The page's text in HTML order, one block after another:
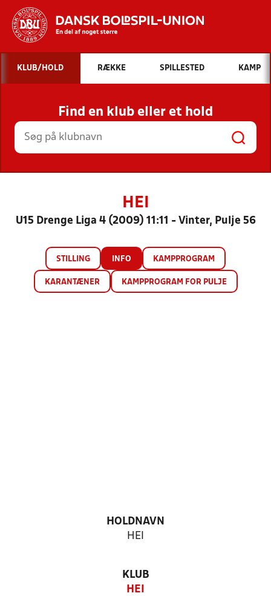
Hvad vil du søge efter?
INDHOLD OG NYHEDER
STILLINGER, RESULTATER, KLUBBER OG
HOLD
KLUB/HOLD RÆKKE SPILLESTED KAMP
Find en klub eller et hold
HEI
U15 Drenge Liga 4 (2009) 11:11 - Vinter, Pulje 56
STILLING INFO KAMPPROGRAM
KARANTÆNER KAMPPROGRAM FOR PULJE
HOLDNAVN
HEI
KLUB
HEI